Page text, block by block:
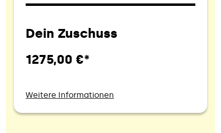
Dein Zuschuss
1275,00 €*
Weitere Informationen